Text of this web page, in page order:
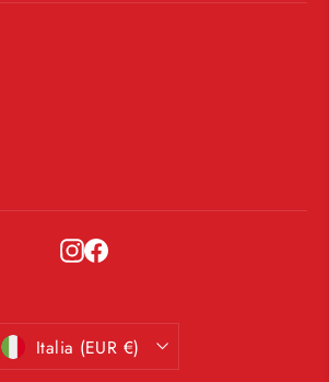
Instagram
Facebook
Valuta
Italia (EUR €)